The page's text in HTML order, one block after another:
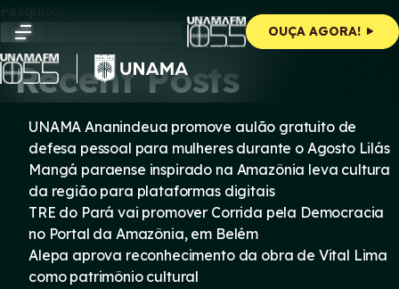
content
OUÇA AGORA!
Pesquisar
Pesquisar
Recent Posts
UNAMA Ananindeua promove aulão gratuito de
defesa pessoal para mulheres durante o Agosto Lilás
Mangá paraense inspirado na Amazônia leva cultura
da região para plataformas digitais
TRE do Pará vai promover Corrida pela Democracia
no Portal da Amazônia, em Belém
Alepa aprova reconhecimento da obra de Vital Lima
como patrimônio cultural